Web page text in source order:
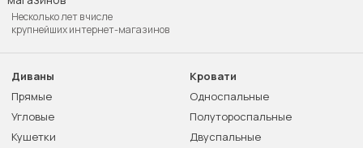
Несколько лет в числе
крупнейших интернет-магазинов
Диваны
Прямые
Угловые
Кушетки
Кровати
Односпальные
Полутороспальные
Двуспальные